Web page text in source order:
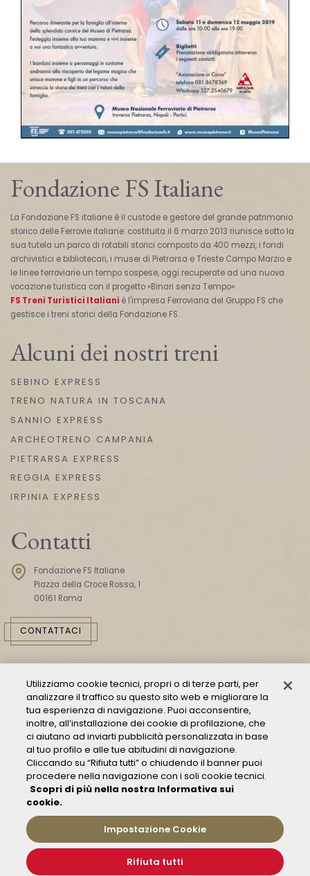
Fondazione FS Italiane
La Fondazione FS italiane è il custode e gestore del grande patrimonio
storico delle Ferrovie italiane: costituita il 6 marzo 2013 riunisce sotto la
sua tutela un parco di rotabili storici composto da 400 mezzi, i fondi
archivistici e bibliotecari, i musei di Pietrarsa e Trieste Campo Marzio e
le linee ferroviarie un tempo sospese, oggi recuperate ad una nuova
vocazione turistica con il progetto «Binari senza Tempo».
FS Treni Turistici Italiani è l'impresa Ferroviaria del Gruppo FS che
gestisce i treni storici della Fondazione FS.
Alcuni dei nostri treni
SEBINO EXPRESS
TRENO NATURA IN TOSCANA
SANNIO EXPRESS
ARCHEOTRENO CAMPANIA
PIETRARSA EXPRESS
REGGIA EXPRESS
IRPINIA EXPRESS
Contatti
Fondazione FS Italiane
Piazza della Croce Rossa, 1
00161 Roma
CONTATTACI
Consulta il Modello 231
Gestione delle segnalazioni - Whistleblowing
Condizioni Generali di Trasporto
Privacy policy
© 2019 Fondazione FS Italiane Informativa sui Cookies
Utilizziamo cookie tecnici, propri o di terze parti, per
analizzare il traffico su questo sito web e migliorare la
tua esperienza di navigazione. Puoi acconsentire,
inoltre, all’installazione dei cookie di profilazione, che
ci aiutano ad inviarti pubblicità personalizzata in base
al tuo profilo e alle tue abitudini di navigazione.
Cliccando su “Rifiuta tutti” o chiudendo il banner puoi
procedere nella navigazione con i soli cookie tecnici.
Scopri di più nella nostra Informativa sui
cookie.
Impostazione Cookie
Rifiuta tutti